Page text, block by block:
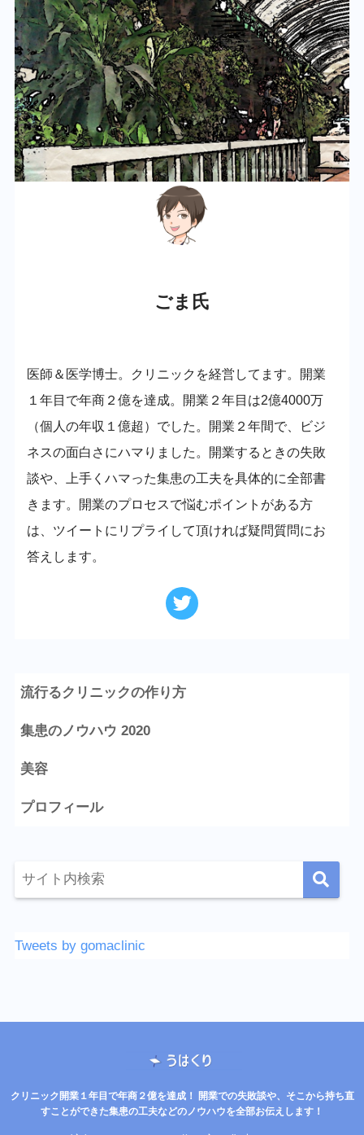
ごま氏
医師＆医学博士。クリニックを経営してます。開業
１年目で年商２億を達成。開業２年目は2億4000万
（個人の年収１億超）でした。開業２年間で、ビジ
ネスの面白さにハマりました。開業するときの失敗
談や、上手くハマった集患の工夫を具体的に全部書
きます。開業のプロセスで悩むポイントがある方
は、ツイートにリプライして頂ければ疑問質問にお
答えします。
流行るクリニックの作り方
集患のノウハウ 2020
美容
プロフィール
Tweets by gomaclinic
クリニック開業１年目で年商２億を達成！ 開業での失敗談や、そこから持ち直
すことができた集患の工夫などのノウハウを全部お伝えします！